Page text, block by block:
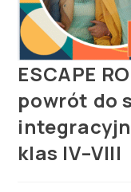
ESCAPE
powrót do
klas IV–VIII